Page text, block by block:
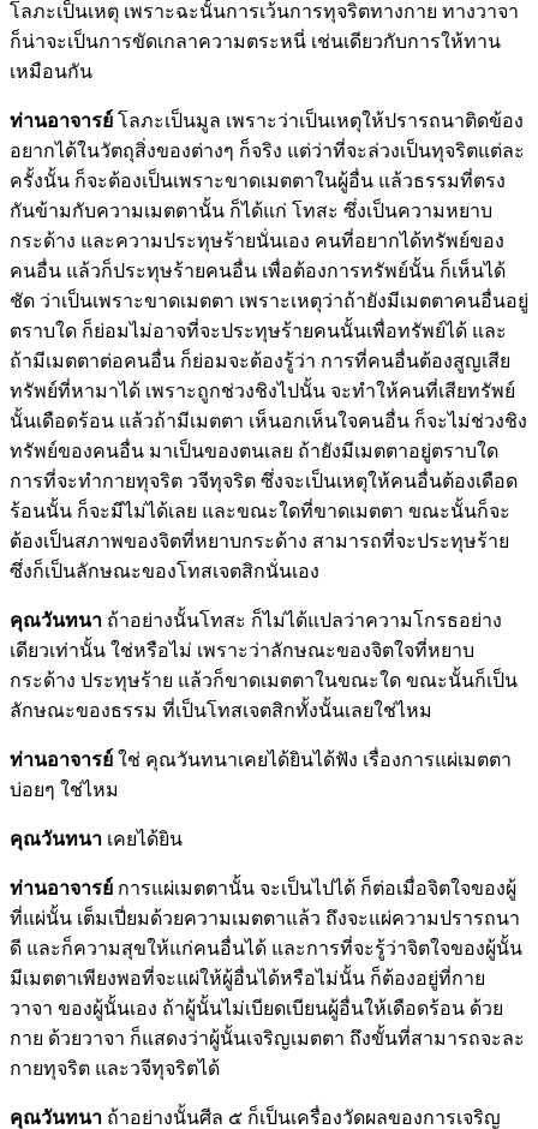
โลภะเป็นเหตุ เพราะฉะนั้นการเว้นการทุจริตทางกาย ทางวาจา
ก็น่าจะเป็นการขัดเกลาความตระหนี่ เช่นเดียวกับการให้ทาน
เหมือนกัน
ท่านอาจารย์ โลภะเป็นมูล เพราะว่าเป็นเหตุให้ปรารถนาติดข้อง
อยากได้ในวัตถุสิ่งของต่างๆ ก็จริง แต่ว่าที่จะล่วงเป็นทุจริตแต่ละ
ครั้งนั้น ก็จะต้องเป็นเพราะขาดเมตตาในผู้อื่น แล้วธรรมที่ตรง
กันข้ามกับความเมตตานั้น ก็ได้แก่ โทสะ ซึ่งเป็นความหยาบ
กระด้าง และความประทุษร้ายนั่นเอง คนที่อยากได้ทรัพย์ของ
คนอื่น แล้วก็ประทุษร้ายคนอื่น เพื่อต้องการทรัพย์นั้น ก็เห็นได้
ชัด ว่าเป็นเพราะขาดเมตตา เพราะเหตุว่าถ้ายังมีเมตตาคนอื่นอยู่
ตราบใด ก็ย่อมไม่อาจที่จะประทุษร้ายคนนั้นเพื่อทรัพย์ได้ และ
ถ้ามีเมตตาต่อคนอื่น ก็ย่อมจะต้องรู้ว่า การที่คนอื่นต้องสูญเสีย
ทรัพย์ที่หามาได้ เพราะถูกช่วงชิงไปนั้น จะทำให้คนที่เสียทรัพย์
นั้นเดือดร้อน แล้วถ้ามีเมตตา เห็นอกเห็นใจคนอื่น ก็จะไม่ช่วงชิง
ทรัพย์ของคนอื่น มาเป็นของตนเลย ถ้ายังมีเมตตาอยู่ตราบใด
การที่จะทำกายทุจริต วจีทุจริต ซึ่งจะเป็นเหตุให้คนอื่นต้องเดือด
ร้อนนั้น ก็จะมีไม่ได้เลย และขณะใดที่ขาดเมตตา ขณะนั้นก็จะ
ต้องเป็นสภาพของจิตที่หยาบกระด้าง สามารถที่จะประทุษร้าย
ซึ่งก็เป็นลักษณะของโทสเจตสิกนั่นเอง
คุณวันทนา ถ้าอย่างนั้นโทสะ ก็ไม่ได้แปลว่าความโกรธอย่าง
เดียวเท่านั้น ใช่หรือไม่ เพราะว่าลักษณะของจิตใจที่หยาบ
กระด้าง ประทุษร้าย แล้วก็ขาดเมตตาในขณะใด ขณะนั้นก็เป็น
ลักษณะของธรรม ที่เป็นโทสเจตสิกทั้งนั้นเลยใช่ไหม
ท่านอาจารย์ ใช่ คุณวันทนาเคยได้ยินได้ฟัง เรื่องการแผ่เมตตา
บ่อยๆ ใช่ไหม
คุณวันทนา เคยได้ยิน
ท่านอาจารย์ การแผ่เมตตานั้น จะเป็นไปได้ ก็ต่อเมื่อจิตใจของผู้
ที่แผ่นั้น เต็มเปี่ยมด้วยความเมตตาแล้ว ถึงจะแผ่ความปรารถนา
ดี และก็ความสุขให้แก่คนอื่นได้ และการที่จะรู้ว่าจิตใจของผู้นั้น
มีเมตตาเพียงพอที่จะแผ่ให้ผู้อื่นได้หรือไม่นั้น ก็ต้องอยู่ที่กาย
วาจา ของผู้นั้นเอง ถ้าผู้นั้นไม่เบียดเบียนผู้อื่นให้เดือดร้อน ด้วย
กาย ด้วยวาจา ก็แสดงว่าผู้นั้นเจริญเมตตา ถึงขั้นที่สามารถจะละ
กายทุจริต และวจีทุจริตได้
คุณวันทนา ถ้าอย่างนั้นศีล ๕ ก็เป็นเครื่องวัดผลของการเจริญ